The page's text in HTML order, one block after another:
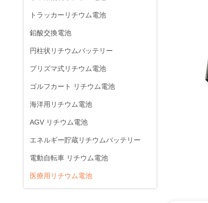
トラッカーリチウム電池
鉛酸交換電池
円柱状リチウムバッテリー
プリズマ式リチウム電池
ゴルフカート リチウム電池
海洋用リチウム電池
AGV リチウム電池
エネルギー貯蔵リチウムバッテリー
電動自転車 リチウム電池
医療用リチウム電池